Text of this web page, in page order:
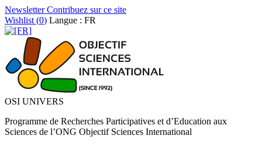
NewsletterContribuez sur ce site
Wishlist (0) Langue : FR
OSI UNIVERS
Programme de Recherches Participatives et d’Education aux
Sciences de l’ONG Objectif Sciences International